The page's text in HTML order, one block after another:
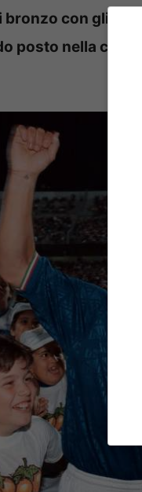
con gli
posto nella corsa